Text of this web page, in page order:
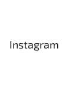
Instagram